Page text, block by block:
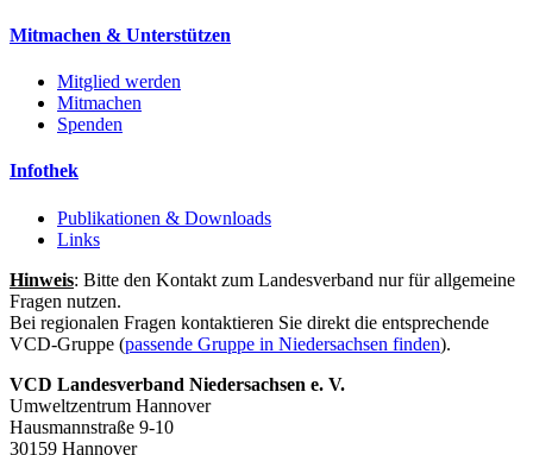
Mitmachen & Unterstützen
Mitglied werden
Mitmachen
Spenden
Infothek
Publikationen & Downloads
Links
Hinweis: Bitte den Kontakt zum Landesverband nur für allgemeine
Fragen nutzen.
Bei regionalen Fragen kontaktieren Sie direkt die entsprechende
VCD-Gruppe (passende Gruppe in Niedersachsen finden).
VCD Landesverband Niedersachsen e. V.
Umweltzentrum Hannover
Hausmannstraße 9-10
30159 Hannover